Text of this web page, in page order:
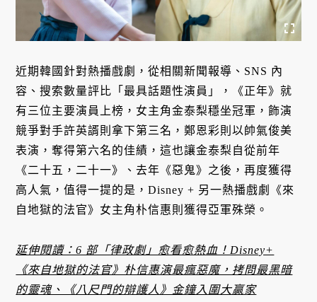
近期韓國針對熱播戲劇，從相關新聞報導、SNS 內
容、搜索數量評比「最具話題性演員」，《正年》就
有三位主要演員上榜，女主角金泰梨穩坐冠軍，飾演
競爭對手許英諝則拿下第三名，鄭恩彩則以帥氣俊美
表演，奪得第六名的佳績，這也讓金泰梨自從前年
《二十五，二十一》、去年《惡鬼》之後，再度獲得
高人氣，值得一提的是，Disney + 另一熱播戲劇《來
自地獄的法官》女主角朴信惠則獲得亞軍殊榮。
延伸閱讀：6 部「律政劇」愈看愈熱血！Disney+
《來自地獄的法官》朴信惠演最瘋惡魔，拷問最黑暗
的靈魂、《八尺門的辯護人》金鐘入圍大贏家